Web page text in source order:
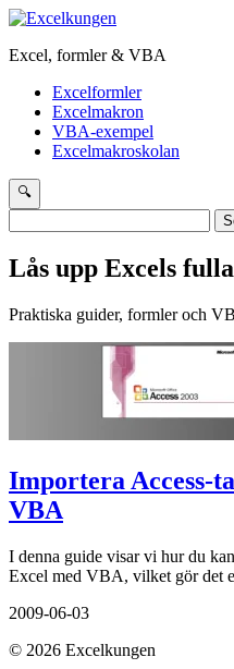
Excel, formler & VBA
Excelformler
Excelmakron
VBA-exempel
Excelmakroskolan
🔍
efter:
Lås upp Excels
Praktiska guider, formler och
Importera Access-
VBA
I denna guide visar vi hur du
Excel med VBA, vilket gör det
2009-06-03
© 2026 Excelkungen